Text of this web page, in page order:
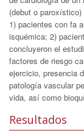
(debut o
1) pacientes con fa
isquémica; 2)
concluyeron el
factores de riesgo
ejercicio, presencia
patología vascular
vida, así como
Resultados